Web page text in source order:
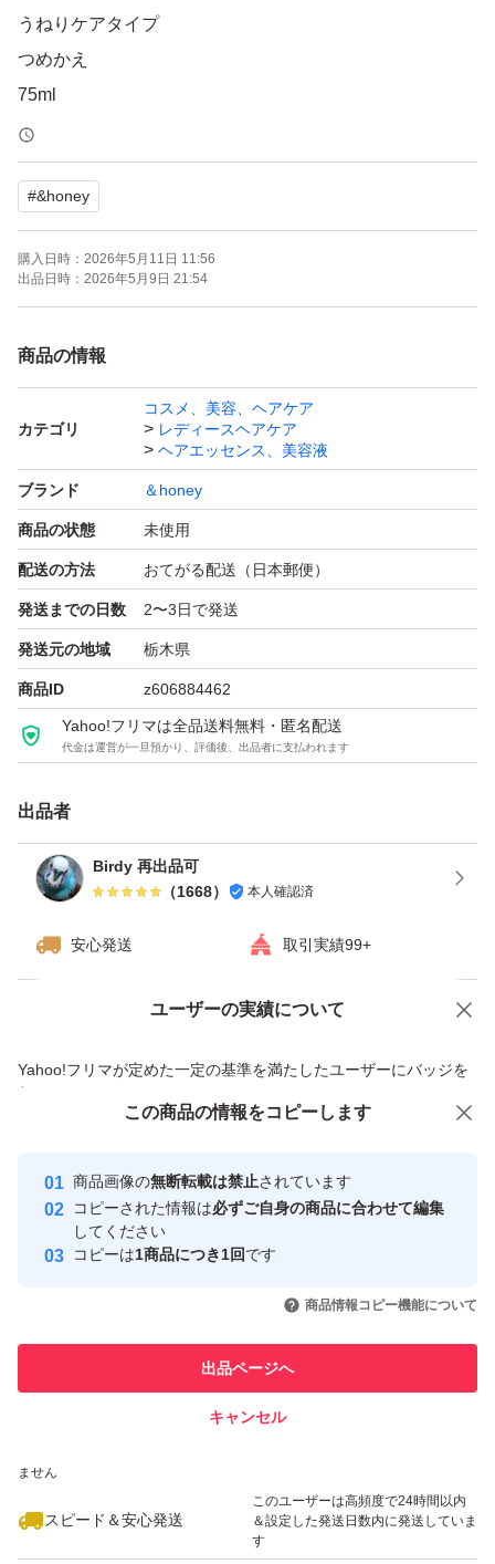
うねりケアタイプ
つめかえ
75ml
■値下げ不可。
値下げの相談は、ブロックします。
■細かいことが気になる方は、購入をお控え下さい。
■気泡緩衝材に包んでの発送予定は、ありません。
■間違って購入した等のキャンセルは受けておりません。
未使用 ＆honey アンドハニー ハチミツ美容ヘアオイ
ル メルティ モイストリペア ヘアオイル3.0 うねり
#&honey
購入日時： 2026年5月11日 11:56
出品日時： 2026年5月9日 21:54
商品の情報
カテゴリ
コスメ、美容、ヘアケア
レディースヘアケア
ヘアエッセンス、美容液
ブランド ＆honey
商品の状態 未使用
配送の方法 おてがる配送（日本郵便）
発送までの日数 2〜3日で発送
発送元の地域 栃木県
商品ID z606884462
Yahoo!フリマは全品送料無料・匿名配送
代金は運営が一旦預かり、評価後、出品者に支払われます
出品者
Birdy 再出品可
（1668） 本人確認済
安心発送 取引実績99+
ユーザーの実績について
Yahoo!フリマが定めた一定の基準を満たしたユーザーにバッジを
付与しています
安心取引出品者
心・安全なユーザーです
取引実績
引を完了させた実績があります
での取引実績があります
ません
スピード＆安心発送
このユーザーは高頻度で24時間以内
＆設定した発送日数内に発送していま
す
価格の相談 商品への質問
この商品の情報をコピーします
商品画像の無断転載は禁止されています
コピーされた情報は必ずご自身の商品に合わせて編集
してください
コピーは1商品につき1回です
商品情報コピー機能について
出品ページへ
キャンセル
この商品をみている人にオススメ